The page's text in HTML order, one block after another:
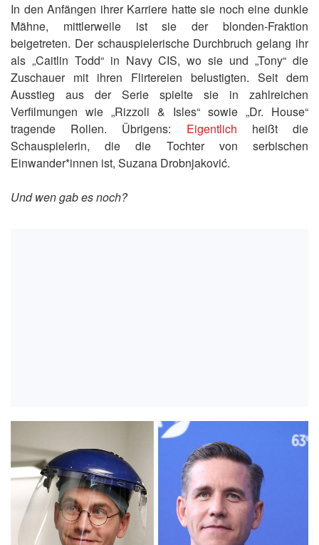
In den Anfängen ihrer Karriere hatte sie noch eine dunkle
Mähne, mittlerweile ist sie der blonden-Fraktion
beigetreten. Der schauspielerische Durchbruch gelang ihr
als „Caitlin Todd“ in Navy CIS, wo sie und „Tony“ die
Zuschauer mit ihren Flirtereien belustigten. Seit dem
Ausstieg aus der Serie spielte sie in zahlreichen
Verfilmungen wie „Rizzoli & Isles“ sowie „Dr. House“
tragende Rollen. Übrigens: Eigentlich heißt die
Schauspielerin, die die Tochter von serbischen
Einwander*innen ist, Suzana Drobnjaković.
Und wen gab es noch?